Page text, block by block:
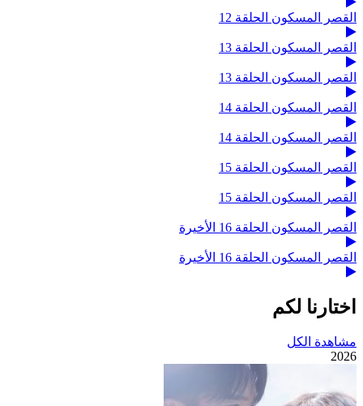
القصر المسكون الحلقة 12
القصر المسكون الحلقة 13
القصر المسكون الحلقة 13
القصر المسكون الحلقة 14
القصر المسكون الحلقة 14
القصر المسكون الحلقة 15
القصر المسكون الحلقة 15
القصر المسكون الحلقة 16 الأخيرة
القصر المسكون الحلقة 16 الأخيرة
اختارنا لكم
مشاهدة الكل
2026